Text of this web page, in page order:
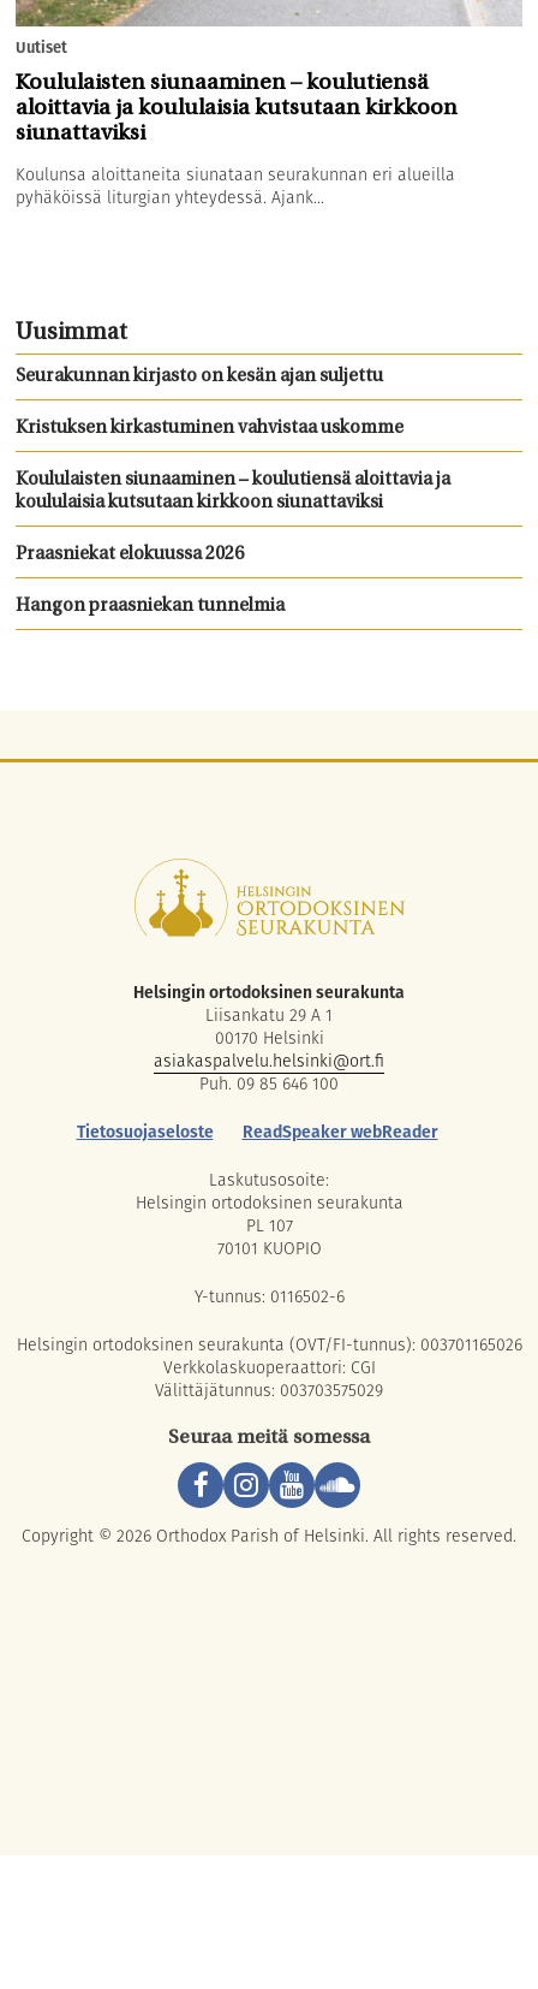
Uutiset
Koululaisten siunaaminen – koulutiensä
aloittavia ja koululaisia kutsutaan kirkkoon
siunattaviksi
Koulunsa aloittaneita siunataan seurakunnan eri alueilla
pyhäköissä liturgian yhteydessä. Ajank...
Uusimmat
Seurakunnan kirjasto on kesän ajan suljettu
Kristuksen kirkastuminen vahvistaa uskomme
Koululaisten siunaaminen – koulutiensä aloittavia ja
koululaisia kutsutaan kirkkoon siunattaviksi
Praasniekat elokuussa 2026
Hangon praasniekan tunnelmia
Helsingin ortodoksinen seurakunta
Liisankatu 29 A 1
00170 Helsinki
asiakaspalvelu.helsinki@ort.fi
Puh. 09 85 646 100
Tietosuojaseloste
ReadSpeaker webReader
Laskutusosoite:
Helsingin ortodoksinen seurakunta
PL 107
70101 KUOPIO
Y-tunnus: 0116502-6
Helsingin ortodoksinen seurakunta (OVT/FI-tunnus): 003701165026
Verkkolaskuoperaattori: CGI
Välittäjätunnus: 003703575029
Seuraa meitä somessa
Copyright © 2026 Orthodox Parish of Helsinki. All rights reserved.